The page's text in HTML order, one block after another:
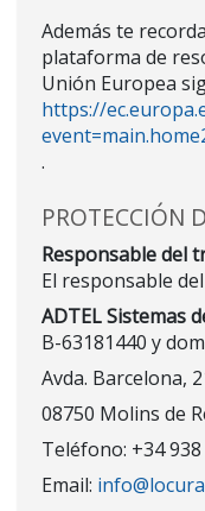
Además te
plataforma de
Unión Europea
https://
.
PROTECCIÓN
Responsable del
El responsable
ADTEL Sistemas
B-63181440 y
Avda. Barcelona,
08750 Molins de
Teléfono: +34 938
Email: